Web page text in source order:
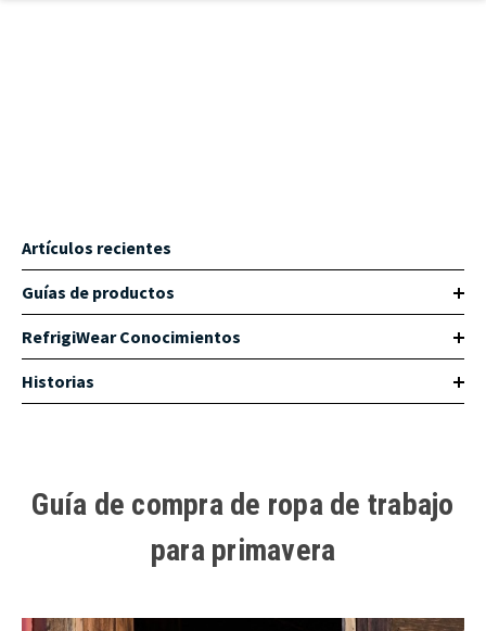
Artículos recientes
Guías de productos
RefrigiWear Conocimientos
Historias
Guía de compra de ropa de trabajo
para primavera